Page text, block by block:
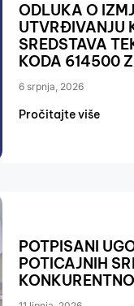
ODLUKA O
UTVRĐIVANJU
SREDSTAVA
KODA 614500
6 srpnja, 2026
Pročitajte više
POTPISANI
POTICAJNIH